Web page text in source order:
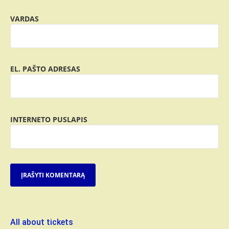
VARDAS
EL. PAŠTO ADRESAS
INTERNETO PUSLAPIS
All about tickets